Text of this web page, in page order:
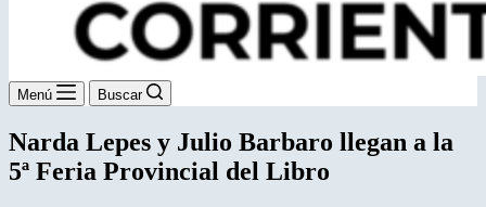
Menú Buscar
Narda Lepes y Julio Barbaro llegan a la
5ª Feria Provincial del Libro